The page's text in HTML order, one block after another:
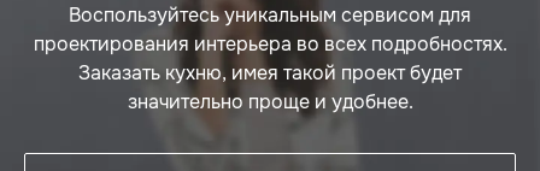
Воспользуйтесь уникальным сервисом для
проектирования интерьера во всех подробностях.
Заказать кухню, имея такой проект будет
значительно проще и удобнее.